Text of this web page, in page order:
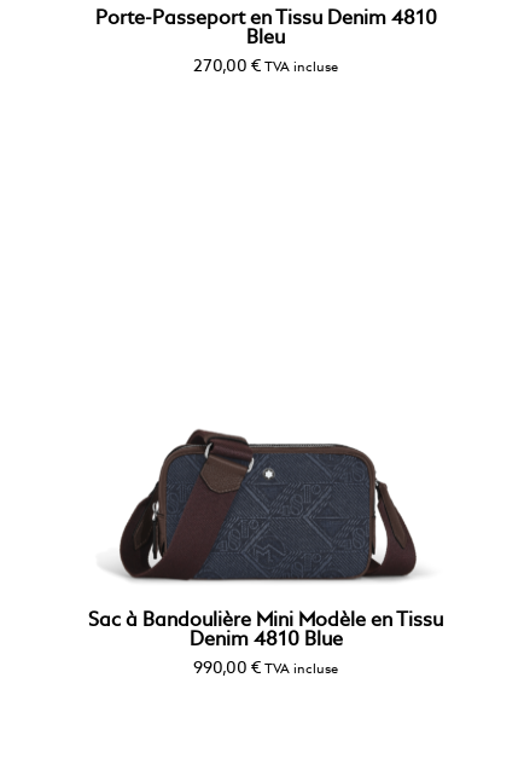
Porte-Passeport en Tissu Denim 4810
Bleu
270,00 € TVA incluse
Sac à Bandoulière Mini Modèle en Tissu
Denim 4810 Blue
990,00 € TVA incluse